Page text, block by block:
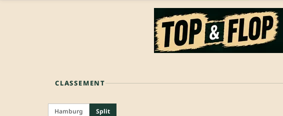
CLASSEMENT
Hamburg Split